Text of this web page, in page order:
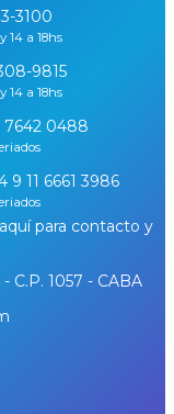
3100
14 a 18hs
9815
14 a 18hs
7642 0488
9 11 6661 3986
para contacto y
C.P. 1057 - CABA